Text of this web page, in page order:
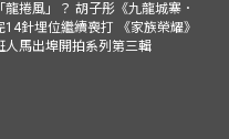
龍捲風」？ 胡子彤《九龍城寨．
14針埋位繼續喪打 《家族榮耀》
人馬出埠開拍系列第三輯